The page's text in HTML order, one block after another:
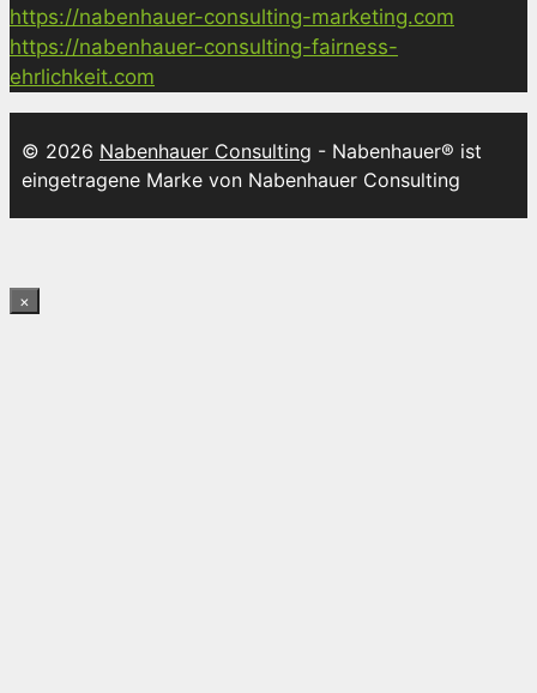
https://nabenhauer-consulting-marketing.com
https://nabenhauer-consulting-fairness-
ehrlichkeit.com
© 2026 Nabenhauer Consulting - Nabenhauer® ist
eingetragene Marke von Nabenhauer Consulting
×